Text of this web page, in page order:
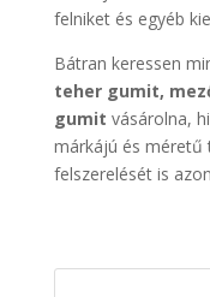
felniket és egyéb
Bátran keressen
teher gumit,
gumit vásárolna,
márkájú és méretű
felszerelését is